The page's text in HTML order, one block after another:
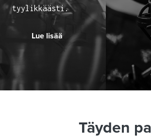
tyylikkäästi.
Lue lisää
Täyden